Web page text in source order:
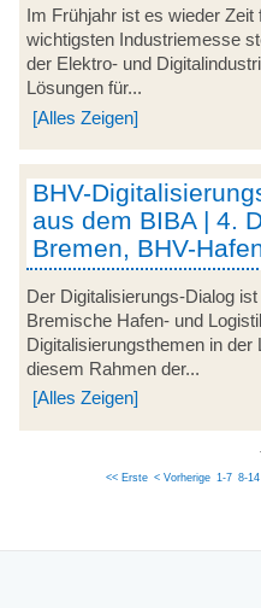
Im Frühjahr ist es wieder
wichtigsten Industriemesse
der Elektro- und
Lösungen für...
[Alles Zeigen]
BHV-
aus dem BIBA | 4.
Bremen, BHV-
Der Digitalisierungs-Dialog
Bremische Hafen- und
Digitalisierungsthemen in
diesem Rahmen der...
[Alles Zeigen]
<< Erste < Vorherige 1-7 8-14